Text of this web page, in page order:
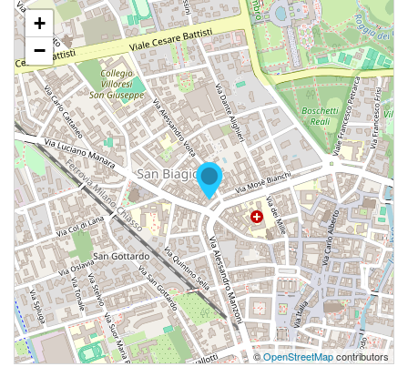
+
−
©OpenStreetMapcontributors